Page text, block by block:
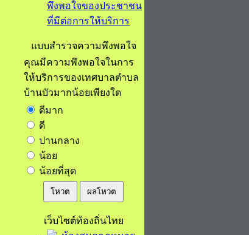
พึงพอใจของประชาชน
ที่มีต่อการให้บริการ
แบบสำรวจความพึงพอใจ
คุณมีความพึงพอใจในการ
ให้บริการของเทศบาลตำบล
บ้านบัวมากน้อยเพียงใด
ดีมาก
ดี
ปานกลาง
น้อย
น้อยที่สุด
โหวต ผลโหวต
เว็บไซต์ท้องถิ่นไทย